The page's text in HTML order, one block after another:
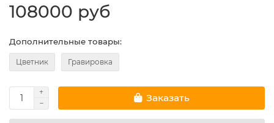
108000 руб
Дополнительные товары:
Цветник Гравировка
Заказать